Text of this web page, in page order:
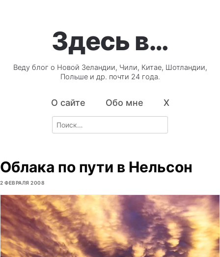
Здесь в…
Веду блог о Новой Зеландии, Чили, Китае, Шотландии,
Польше и др. почти 24 года.
О сайте Обо мне X
Search
for:
Облака по пути в Нельсон
2 ФЕВРАЛЯ 2008